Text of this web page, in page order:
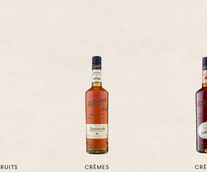
CRÈMES LIQUEURS